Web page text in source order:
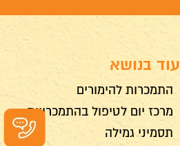
עוד בנושא
התמכרות להימורים
מרכז יום לטיפול בהתמכרויות
תסמיני גמילה